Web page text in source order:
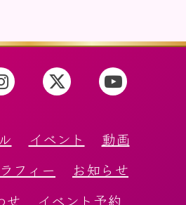
イベント
動画
フィー
お知らせ
せ
イベント予約